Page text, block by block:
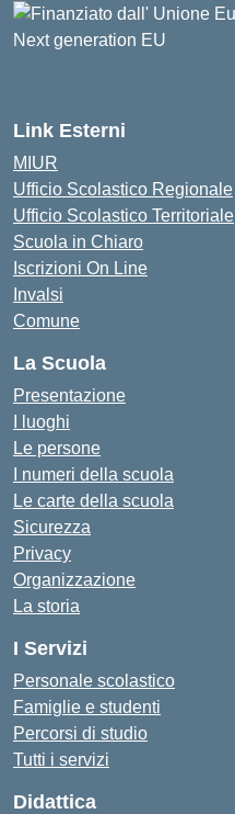
Link Esterni
MIUR
Ufficio Scolastico Regionale
Ufficio Scolastico Territoriale
Scuola in Chiaro
Iscrizioni On Line
Invalsi
Comune
La Scuola
Presentazione
I luoghi
Le persone
I numeri della scuola
Le carte della scuola
Sicurezza
Privacy
Organizzazione
La storia
I Servizi
Personale scolastico
Famiglie e studenti
Percorsi di studio
Tutti i servizi
Didattica